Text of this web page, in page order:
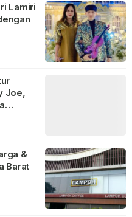
Lamiri
Joe,
&
Barat